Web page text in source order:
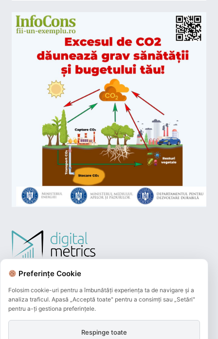
Preferințe Cookie
Folosim cookie-uri pentru a îmbunătăți experiența ta de navigare și a
analiza traficul. Apasă „Acceptă toate" pentru a consimți sau „Setări"
pentru a-ți gestiona preferințele.
Respinge toate